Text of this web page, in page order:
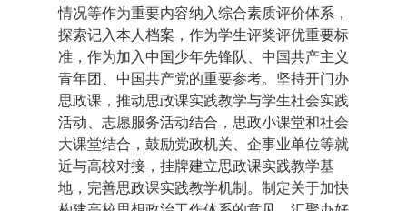
情况等作为重要内容纳入综合素质评价体系，
探索记入本人档案，作为学生评奖评优重要标
准，作为加入中国少年先锋队、中国共产主义
青年团、中国共产党的重要参考。坚持开门办
思政课，推动思政课实践教学与学生社会实践
活动、志愿服务活动结合，思政小课堂和社会
大课堂结合，鼓励党政机关、企事业单位等就
近与高校对接，挂牌建立思政课实践教学基
地，完善思政课实践教学机制。制定关于加快